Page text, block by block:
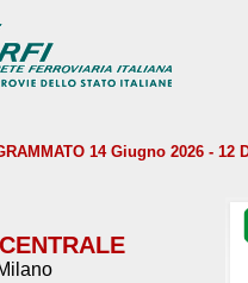
14 Giugno 2026 - 12